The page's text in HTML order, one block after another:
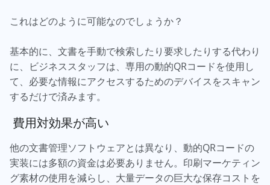
これはどのように可能なのでしょうか？
基本的に、文書を手動で検索したり要求したりする代わり
に、ビジネススタッフは、専用の動的QRコードを使用し
て、必要な情報にアクセスするためのデバイスをスキャン
するだけで済みます。
費用対効果が高い
他の文書管理ソフトウェアとは異なり、動的QRコードの
実装には多額の資金は必要ありません。印刷マーケティン
グ素材の使用を減らし、大量データの巨大な保存コストを